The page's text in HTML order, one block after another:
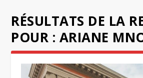
RÉSULTATS DE LA
POUR : ARIANE